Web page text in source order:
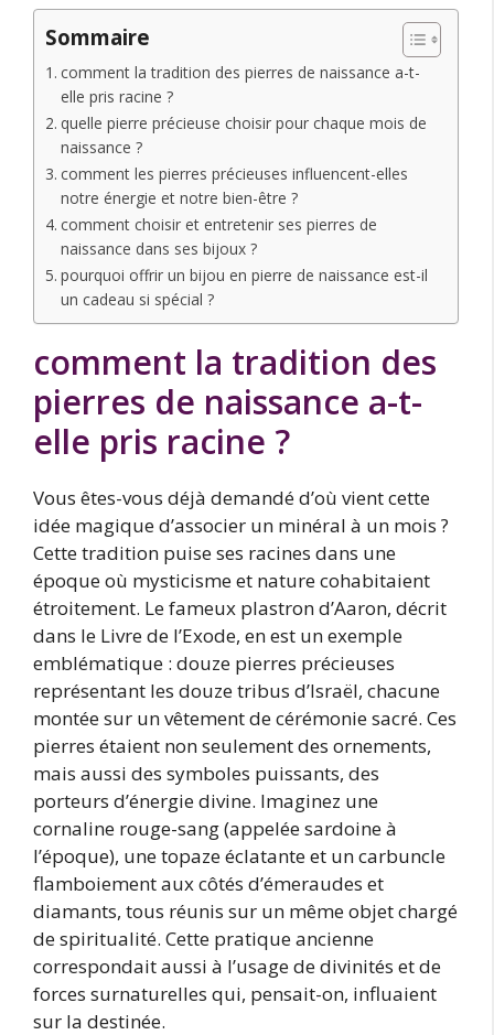
Sommaire
comment la tradition des pierres de naissance a-t-
elle pris racine ?
quelle pierre précieuse choisir pour chaque mois de
naissance ?
comment les pierres précieuses influencent-elles
notre énergie et notre bien-être ?
comment choisir et entretenir ses pierres de
naissance dans ses bijoux ?
pourquoi offrir un bijou en pierre de naissance est-il
un cadeau si spécial ?
comment la tradition des
pierres de naissance a-t-
elle pris racine ?
Vous êtes-vous déjà demandé d’où vient cette
idée magique d’associer un minéral à un mois ?
Cette tradition puise ses racines dans une
époque où mysticisme et nature cohabitaient
étroitement. Le fameux plastron d’Aaron, décrit
dans le Livre de l’Exode, en est un exemple
emblématique : douze pierres précieuses
représentant les douze tribus d’Israël, chacune
montée sur un vêtement de cérémonie sacré. Ces
pierres étaient non seulement des ornements,
mais aussi des symboles puissants, des
porteurs d’énergie divine. Imaginez une
cornaline rouge-sang (appelée sardoine à
l’époque), une topaze éclatante et un carbuncle
flamboiement aux côtés d’émeraudes et
diamants, tous réunis sur un même objet chargé
de spiritualité. Cette pratique ancienne
correspondait aussi à l’usage de divinités et de
forces surnaturelles qui, pensait-on, influaient
sur la destinée.